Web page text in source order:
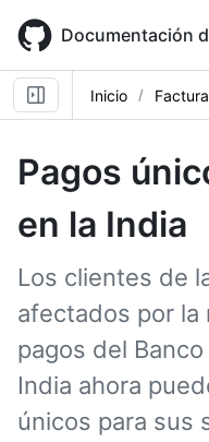
main
content
Documentación
Inicio
Pagos
en la India
Los clientes de
afectados por la
pagos del
India ahora
únicos para sus